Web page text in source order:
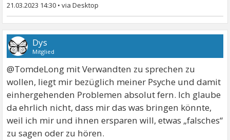
21.03.2023 14:30 •
Dys
Mitglied
@TomdeLong mit Verwandten zu sprechen zu
wollen, liegt mir bezüglich meiner Psyche und damit
einhergehenden Problemen absolut fern. Ich glaube
da ehrlich nicht, dass mir das was bringen könnte,
weil ich mir und ihnen ersparen will, etwas „falsches“
zu sagen oder zu hören.